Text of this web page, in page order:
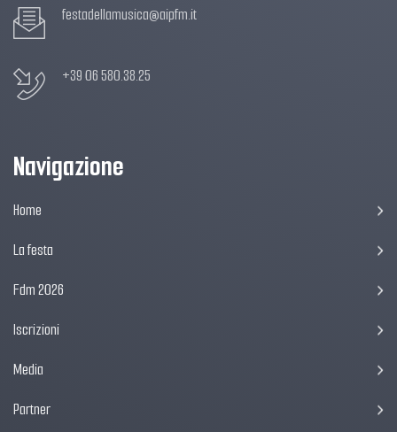
festadellamusica@aipfm.it
+39 06 580.38.25
Navigazione
Home
La festa
Fdm 2026
Iscrizioni
Media
Partner